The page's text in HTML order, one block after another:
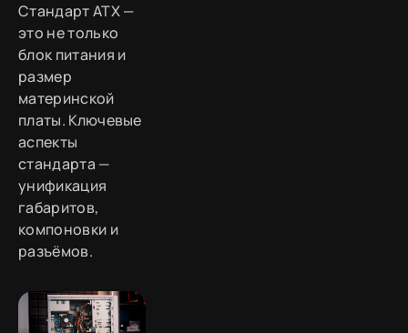
Стандарт ATX —
это не только
блок питания и
размер
материнской
платы. Ключевые
аспекты
стандарта —
унификация
габаритов,
компоновки и
разъёмов.